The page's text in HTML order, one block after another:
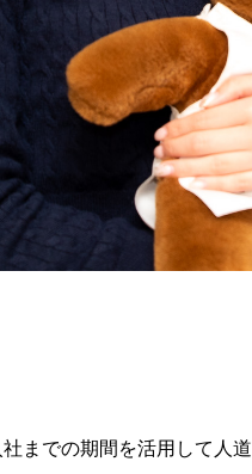
までの期間を活用して人